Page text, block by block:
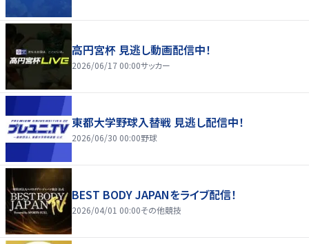
高円宮杯 見逃し動画配信中！
2026/06/17 00:00サッカー
東都大学野球入替戦 見逃し配信中！
2026/06/30 00:00野球
BEST BODY JAPANをライブ配信！
2026/04/01 00:00その他競技